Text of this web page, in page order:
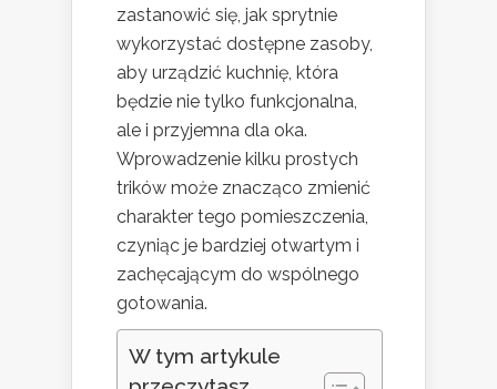
zastanowić się, jak sprytnie
wykorzystać dostępne zasoby,
aby urządzić kuchnię, która
będzie nie tylko funkcjonalna,
ale i przyjemna dla oka.
Wprowadzenie kilku prostych
trików może znacząco zmienić
charakter tego pomieszczenia,
czyniąc je bardziej otwartym i
zachęcającym do wspólnego
gotowania.
W tym artykule